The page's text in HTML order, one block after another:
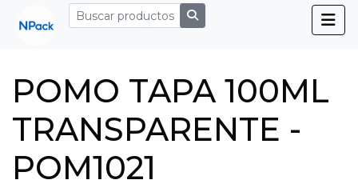
POMO TAPA 100ML
TRANSPARENTE -
POM1021